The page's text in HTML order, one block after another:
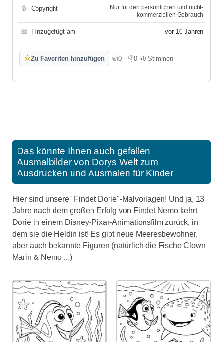
🔒 Copyright
Nur für den persönlichen und nicht-
kommerziellen Gebrauch
📅 Hinzugefügt am vor 10 Jahren
☆Zu Favoriten hinzufügen 👍0
Gefällt mir
👎0
Gefällt mir nicht
•0 Stimmen
Das könnte Ihnen auch gefallen
Ausmalbilder von Dorys Welt zum
Ausdrucken und Ausmalen für Kinder
Hier sind unsere "Findet Dorie"-Malvorlagen! Und ja, 13
Jahre nach dem großen Erfolg von Findet Nemo kehrt
Dorie in einem Disney-Pixar-Animationsfilm zurück, in
dem sie die Heldin ist! Es gibt neue Meeresbewohner,
aber auch bekannte Figuren (natürlich die Fische Clown
Marin & Nemo ...).